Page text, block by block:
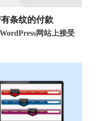
条纹的付款
网站上接受